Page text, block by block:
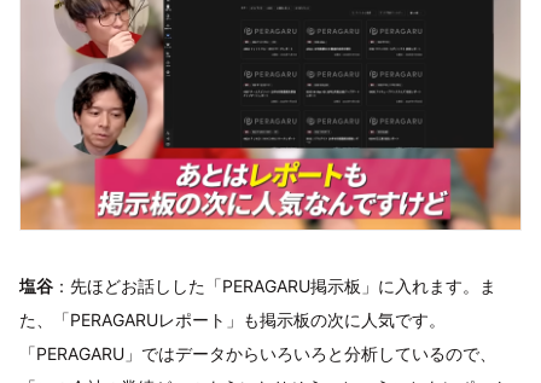
塩谷 ：先ほどお話しした「PERAGARU掲示板」に入れます。ま
た、「PERAGARUレポート」も掲示板の次に人気です。
「PERAGARU」ではデータからいろいろと分析しているので、